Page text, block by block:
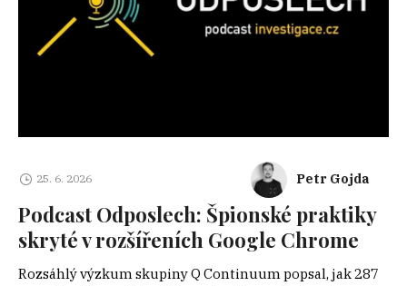
25. 6. 2026 Petr Gojda
Podcast Odposlech: Špionské praktiky
skryté v rozšířeních Google Chrome
Rozsáhlý výzkum skupiny Q Continuum popsal, jak 287